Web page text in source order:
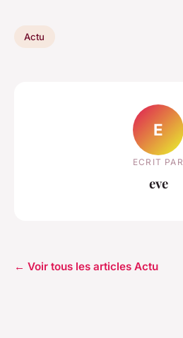
Actu
E
ECRIT PAR
eve
← Voir tous les articles Actu